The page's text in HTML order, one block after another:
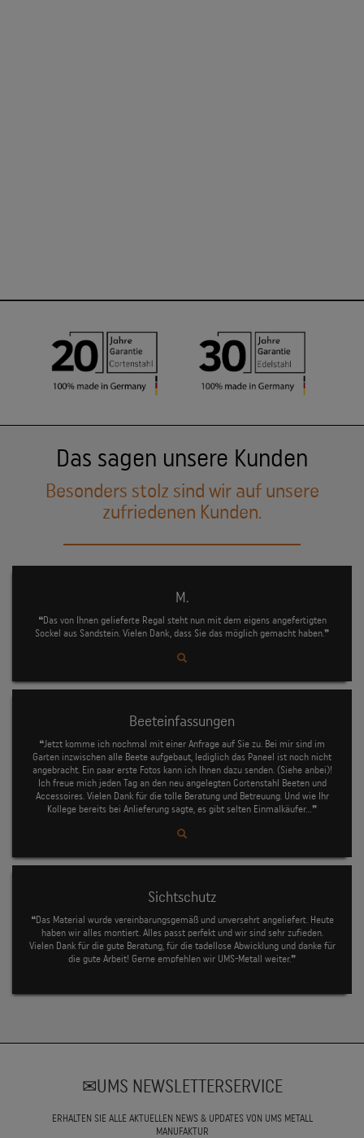
Das sagen unsere Kunden
Besonders stolz sind wir auf unsere
zufriedenen Kunden.
M.
❝Das von Ihnen gelieferte Regal steht nun mit dem eigens angefertigten
Sockel aus Sandstein. Vielen Dank, dass Sie das möglich gemacht haben.❞
Beeteinfassungen
❝Jetzt komme ich nochmal mit einer Anfrage auf Sie zu. Bei mir sind im
Garten inzwischen alle Beete aufgebaut, lediglich das Paneel ist noch nicht
angebracht. Ein paar erste Fotos kann ich Ihnen dazu senden. (Siehe anbei)!
Ich freue mich jeden Tag an den neu angelegten Cortenstahl Beeten und
Accessoires. Vielen Dank für die tolle Beratung und Betreuung. Und wie Ihr
Kollege bereits bei Anlieferung sagte, es gibt selten Einmalkäufer...❞
Sichtschutz
❝Das Material wurde vereinbarungsgemäß und unversehrt angeliefert. Heute
haben wir alles montiert. Alles passt perfekt und wir sind sehr zufieden.
Vielen Dank für die gute Beratung, für die tadellose Abwicklung und danke für
die gute Arbeit! Gerne empfehlen wir UMS-Metall weiter.❞
UMS NEWSLETTERSERVICE
ERHALTEN SIE ALLE AKTUELLEN NEWS & UPDATES VON UMS METALL
MANUFAKTUR